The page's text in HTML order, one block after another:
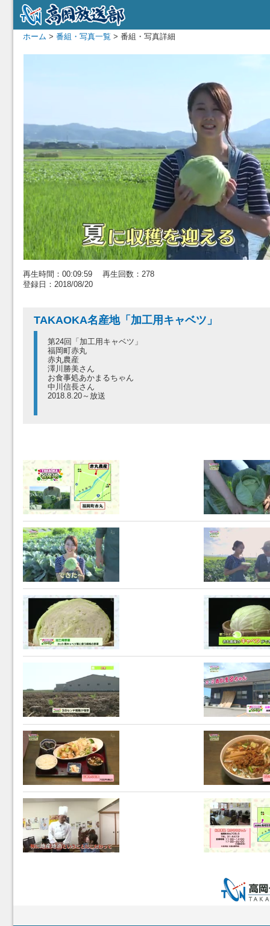
ホーム > 番組・写真一覧 > 番組・写真詳細
再生時間：00:09:59 再生回数：278
登録日：2018/08/20
TAKAOKA名産地「加工用キャベツ」
第24回「加工用キャベツ」
福岡町赤丸
赤丸農産
澤川勝美さん
お食事処あかまるちゃん
中川信長さん
2018.8.20～放送